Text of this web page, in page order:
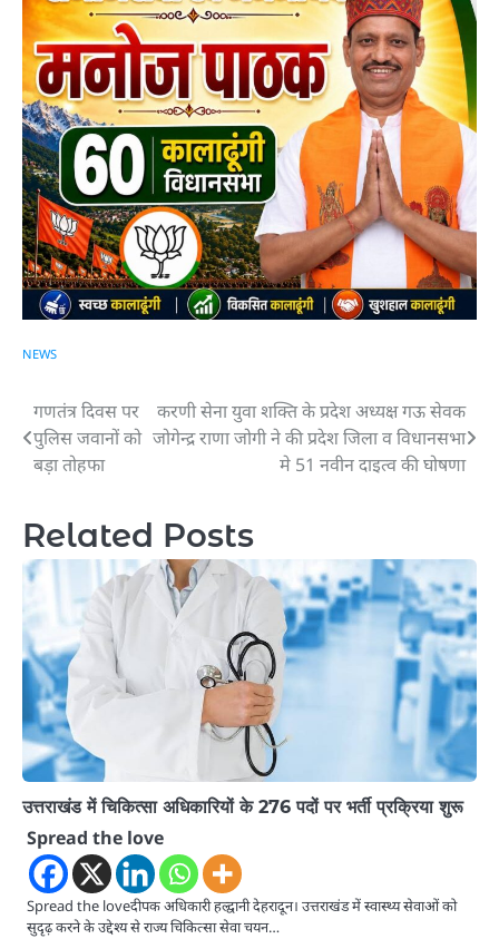
NEWS
Post
navigation
गणतंत्र दिवस पर
पुलिस जवानों को
बड़ा तोहफा
करणी सेना युवा शक्ति के प्रदेश अध्यक्ष गऊ सेवक
जोगेन्द्र राणा जोगी ने की प्रदेश जिला व विधानसभा
मे 51 नवीन दाइत्व की घोषणा
Related Posts
उत्तराखंड में चिकित्सा अधिकारियों के 276 पदों पर भर्ती प्रक्रिया शुरू
Spread the love
Spread the loveदीपक अधिकारी हल्द्वानी देहरादून। उत्तराखंड में स्वास्थ्य सेवाओं को
सुदृढ़ करने के उद्देश्य से राज्य चिकित्सा सेवा चयन…